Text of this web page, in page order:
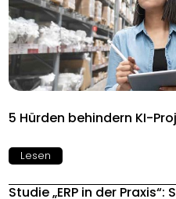
5 Hürden behindern KI-
Lesen
Studie „ERP in der